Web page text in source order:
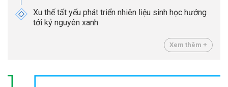
Xu thế tất yếu phát triển nhiên liệu sinh học hướng
tới kỷ nguyên xanh
Xem thêm +